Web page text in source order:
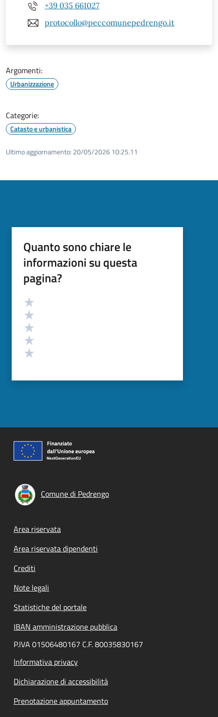
+39 035 661027
protocollo@peccomunepedrengo.it
Argomenti:
Urbanizzazione
Categorie:
Catasto e urbanistica
Ultimo aggiornamento: 20/05/2026 10:25.11
Quanto sono chiare le
informazioni su questa
pagina?
Valutazione
Comune di Pedrengo
Footer menu
Area riservata
Area riservata dipendenti
Crediti
Note legali
Statistiche del portale
IBAN amministrazione pubblica
P.IVA 01506480167 C.F. 80035830167
Informativa privacy
Dichiarazione di accessibilità
Prenotazione appuntamento